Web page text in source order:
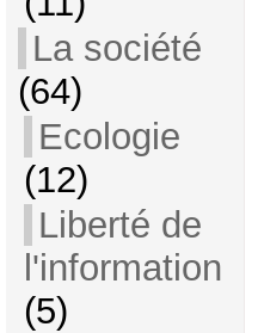
La société
(64)
Ecologie
(12)
Liberté de
l'information
(5)